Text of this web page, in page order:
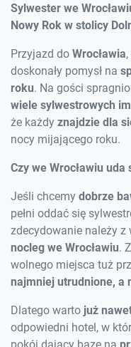
Sylwester we
Nowy Rok w stolicy
Przyjazd do Wrocławia
doskonały pomysł na
roku. Na gości
wiele sylwestrowych
że każdy znajdzie dla
nocy mijającego roku.
Czy we Wrocławiu
Jeśli chcemy dobrze
pełni oddać się
zdecydowanie należy z
nocleg we Wrocławiu.
wolnego miejsca tuż
najmniej utrudnione, a
Dlatego warto już
odpowiedni hotel, w
pokój dający bazę na